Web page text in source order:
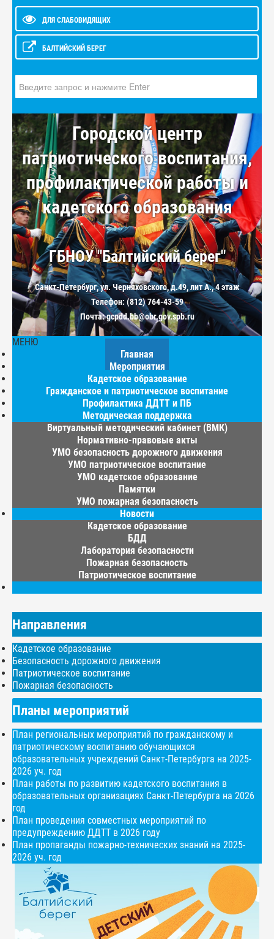
ДЛЯ СЛАБОВИДЯЩИХ
БАЛТИЙСКИЙ БЕРЕГ
Городской центр
патриотического воспитания,
профилактической работы и
кадетского образования
ГБНОУ "Балтийский берег"
Санкт-Петербург, ул. Черняховского, д.49, лит А., 4 этаж
Телефон: (812) 764-43-59
Почта: gcpdd.bb@obr.gov.spb.ru
МЕНЮ
Главная
Мероприятия
Кадетское образование
Гражданское и патриотическое воспитание
Профилактика ДДТТ и ПБ
Методическая поддержка
Виртуальный методический кабинет (ВМК)
Нормативно-правовые акты
УМО безопасность дорожного движения
УМО патриотическое воспитание
УМО кадетское образование
Памятки
УМО пожарная безопасность
Новости
Кадетское образование
БДД
Лаборатория безопасности
Пожарная безопасность
Патриотическое воспитание
Направления
Кадетское образование
Безопасность дорожного движения
Патриотическое воспитание
Пожарная безопасность
Планы мероприятий
План региональных мероприятий по гражданскому и
патриотическому воспитанию обучающихся
образовательных учреждений Санкт-Петербурга на 2025-
2026 уч. год
План работы по развитию кадетского воспитания в
образовательных организациях Санкт-Петербурга на 2026
год
План проведения совместных мероприятий по
предупреждению ДДТТ в 2026 году
План пропаганды пожарно-технических знаний на 2025-
2026 уч. год